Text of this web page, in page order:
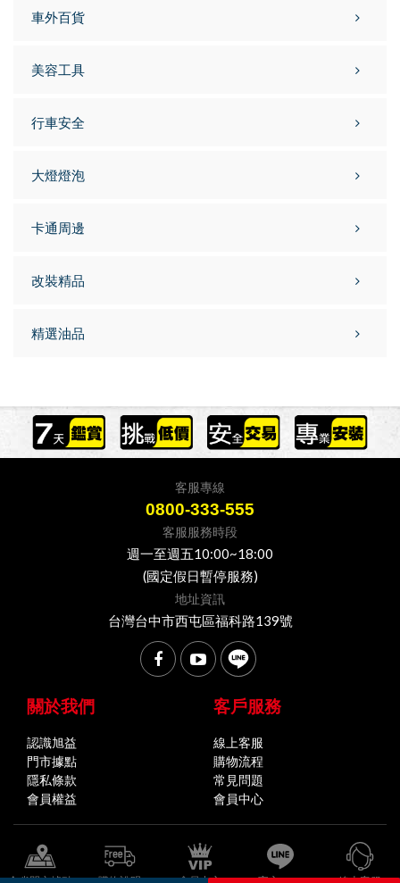
車外百貨
美容工具
行車安全
大燈燈泡
卡通周邊
改裝精品
精選油品
客服專線
0800-333-555
客服服務時段
週一至週五10:00~18:00
(國定假日暫停服務)
地址資訊
台灣台中市西屯區福科路139號
關於我們
認識旭益
門市據點
隱私條款
會員權益
客戶服務
線上客服
購物流程
常見問題
會員中心